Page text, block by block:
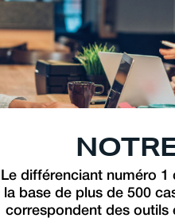
NOTR
Le différenciant numéro
la base de plus de 500
correspondent des outils